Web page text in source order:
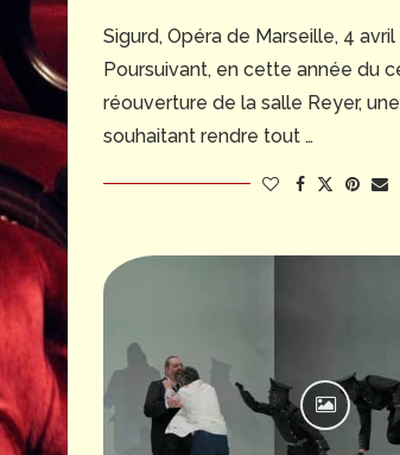
Sigurd, Opéra de Marseille, 4 avril
Poursuivant, en cette année du
réouverture de la salle Reyer,
souhaitant rendre tout …